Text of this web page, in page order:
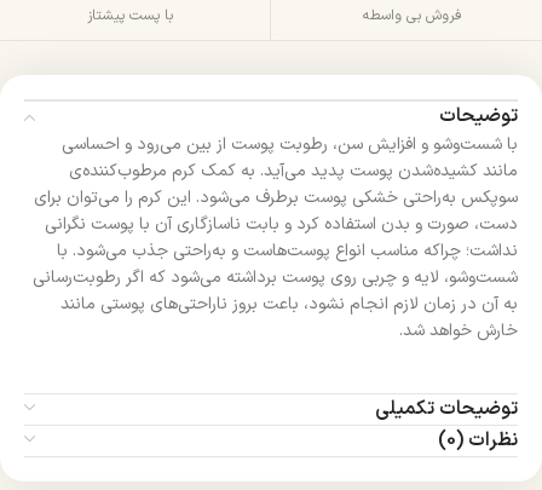
فروش بی واسطه با پست پیشتاز
توضیحات
با شست‌وشو و افزایش سن، رطوبت پوست از بین می‌رود و احساسی
مانند کشیده‌شدن پوست پدید می‌آید. به کمک کرم‌ مرطوب‌کننده‌ی
سوپکس به‌راحتی خشکی پوست برطرف می‌شود. این کرم را می‌توان برای
دست، صورت و بدن استفاده کرد و بابت ناسازگاری آن با پوست نگرانی
نداشت؛ چراکه مناسب انواع پوست‌هاست و به‌راحتی جذب می‌شود. با
شست‌وشو، لایه و چربی روی پوست برداشته می‌شود که اگر رطوبت‌رسانی
به آن در زمان لازم انجام نشود، باعت بروز ناراحتی‌های پوستی مانند
خارش خواهد شد.
توضیحات تکمیلی
نظرات (0)